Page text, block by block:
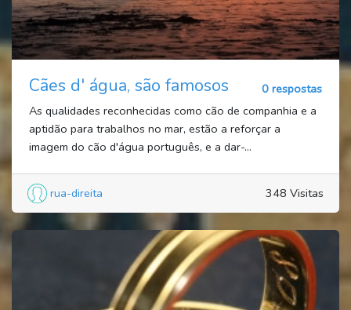
Cães d' água, são famosos
0 respostas
As qualidades reconhecidas como cão de companhia e a
aptidão para trabalhos no mar, estão a reforçar a
imagem do cão d'água português, e a dar-...
rua-direita 348 Visitas